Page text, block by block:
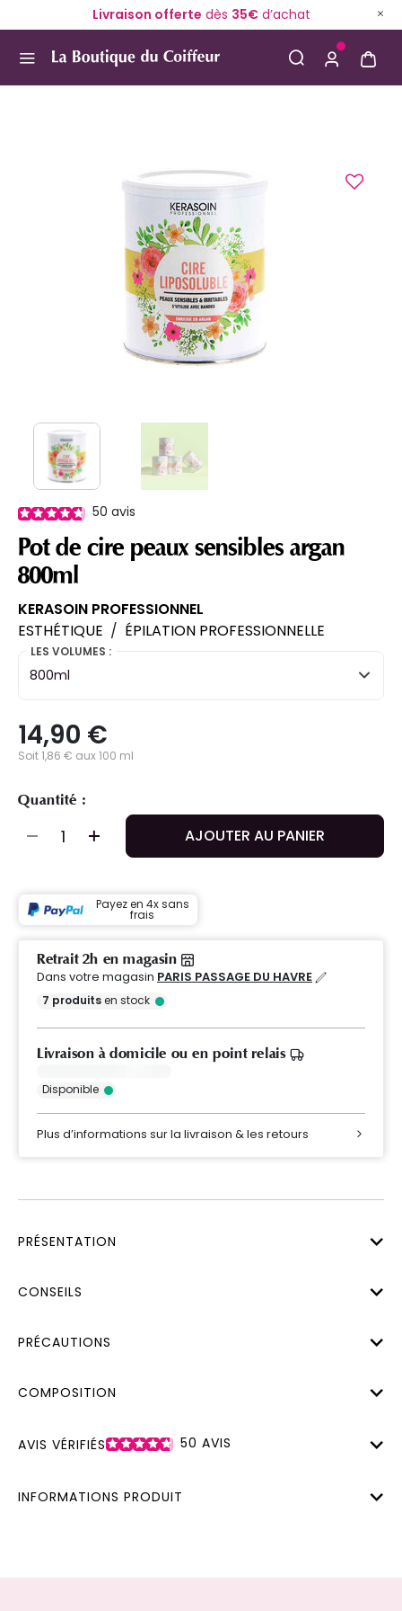
Livraison offerte dès 35€d’achat
50 avis
Pot de cire peaux sensibles argan
800ml
KERASOIN PROFESSIONNEL
ESTHÉTIQUE / ÉPILATION PROFESSIONNELLE
LES VOLUMES :
800ml
14,90 €
Soit 1,86 € aux 100 ml
Quantité :
AJOUTER AU PANIER
Payez en 4x sans
frais
Retrait 2h en magasin
Dans votre magasin PARIS PASSAGE DU HAVRE
7 produitsen stock
Livraison à domicile ou en point relais
Disponible
Plus d’informations sur la livraison & les retours
PRÉSENTATION
CONSEILS
PRÉCAUTIONS
COMPOSITION
AVIS VÉRIFIÉS 50 AVIS
INFORMATIONS PRODUIT